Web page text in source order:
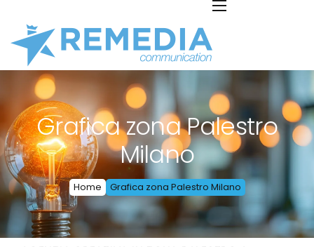
Grafica zona Palestro
Milano
Home Grafica zona Palestro Milano